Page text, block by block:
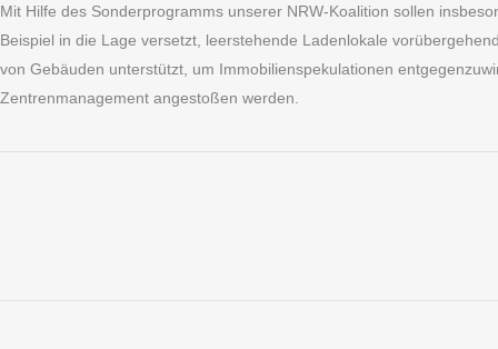
Mit Hilfe des Sonderprogramms unserer NRW-Koalition sollen
Beispiel in die Lage versetzt, leerstehende Ladenlokale
von Gebäuden unterstützt, um Immobilienspekulationen
Zentrenmanagement angestoßen werden.